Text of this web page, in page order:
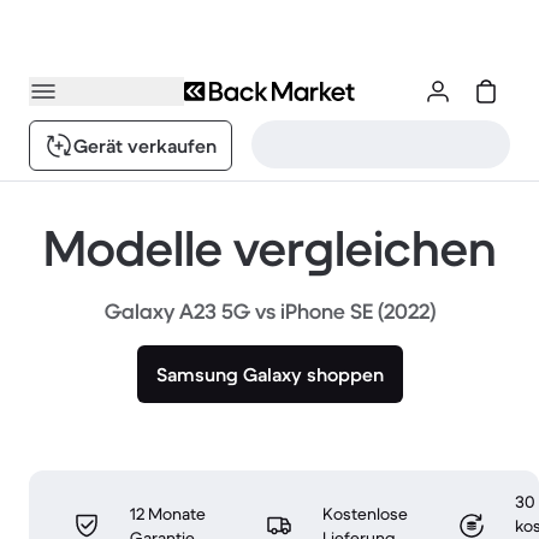
Gerät verkaufen
Modelle vergleichen
Galaxy A23 5G vs iPhone SE (2022)
Samsung Galaxy shoppen
12 Monate
Kostenlose
30